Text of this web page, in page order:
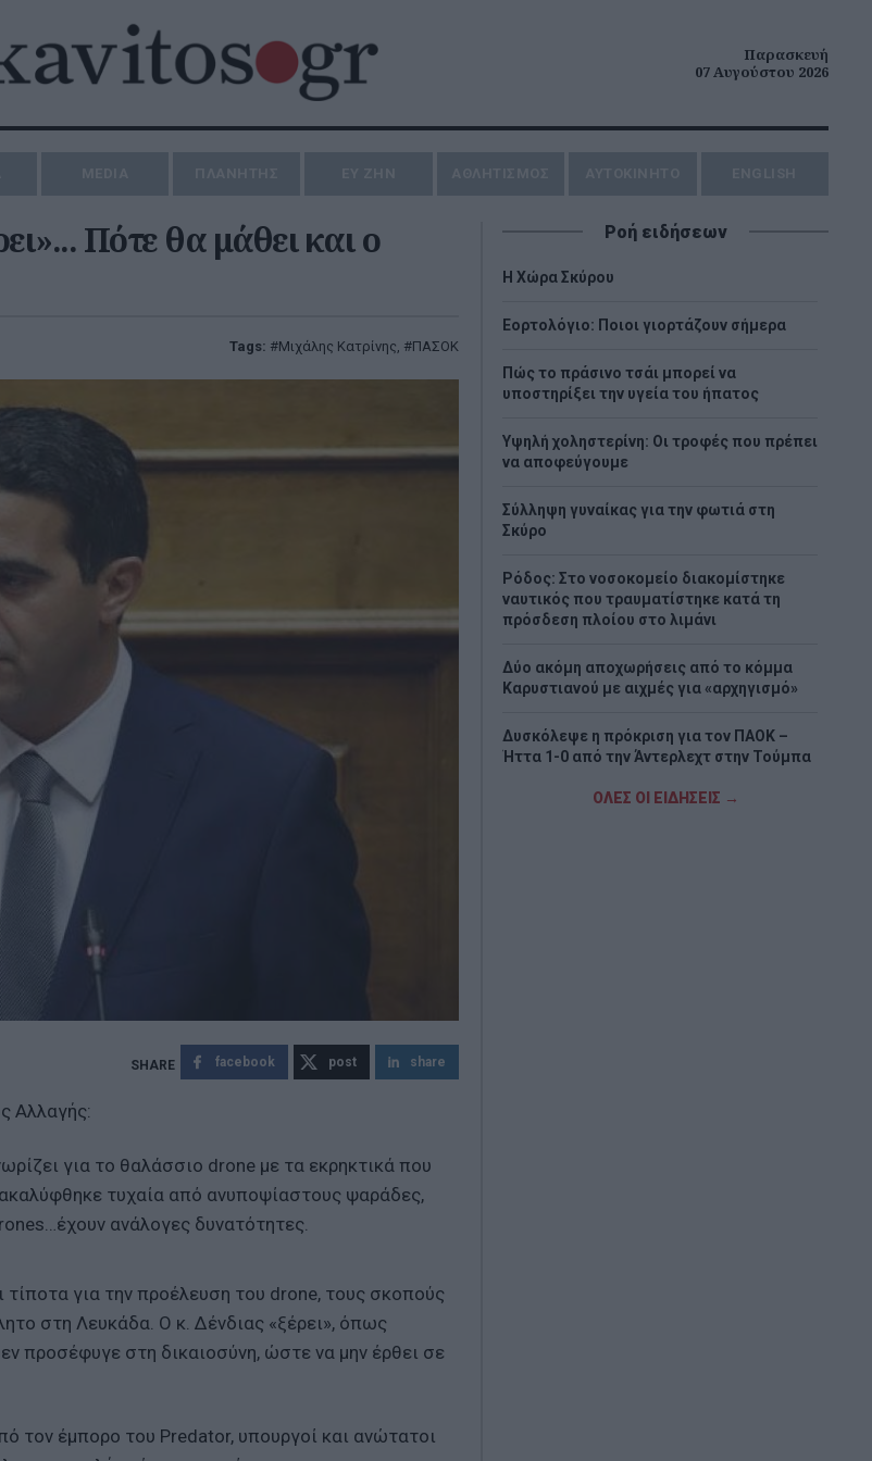
Παρασκευή
07 Αυγούστου 2026
Πότε θα μάθει και ο
Tags: Μιχάλης Κατρίνης, ΠΑΣΟΚ
facebook post share
Αλλαγής:
για το θαλάσσιο drone με τα εκρηκτικά που
τυχαία από ανυποψίαστους ψαράδες,
ανάλογες δυνατότητες.
τίποτα για την προέλευση του drone, τους σκοπούς
στη Λευκάδα. Ο κ. Δένδιας «ξέρει», όπως
προσέφυγε στη δικαιοσύνη, ώστε να μην έρθει σε
τον έμπορο του Predator, υπουργοί και ανώτατοι
Ροή ειδήσεων
Η Χώρα Σκύρου
Εορτολόγιο: Ποιοι γιορτάζουν σήμερα
Πώς το πράσινο τσάι μπορεί να
υποστηρίξει την υγεία του ήπατος
Υψηλή χοληστερίνη: Οι τροφές που πρέπει
να αποφεύγουμε
Σύλληψη γυναίκας για την φωτιά στη
Σκύρο
Ρόδος: Στο νοσοκομείο διακομίστηκε
ναυτικός που τραυματίστηκε κατά τη
πρόσδεση πλοίου στο λιμάνι
Δύο ακόμη αποχωρήσεις από το κόμμα
Καρυστιανού με αιχμές για «αρχηγισμό»
Δυσκόλεψε η πρόκριση για τον ΠΑΟΚ –
Ήττα 1-0 από την Άντερλεχτ στην Τούμπα
Τραγωδία στη Marfin: Έφτασε στην
ΟΛΕΣ ΟΙ ΕΙΔΗΣΕΙΣ →